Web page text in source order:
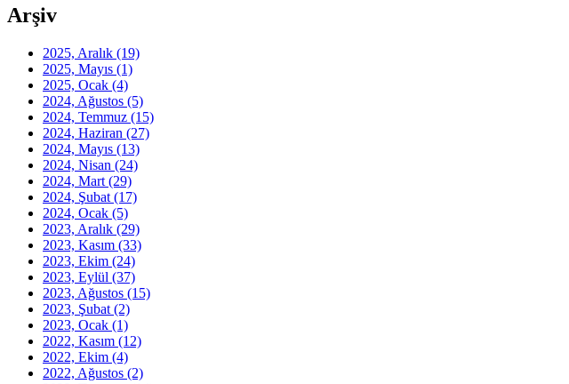
Arşiv
2025, Aralık (19)
2025, Mayıs (1)
2025, Ocak (4)
2024, Ağustos (5)
2024, Temmuz (15)
2024, Haziran (27)
2024, Mayıs (13)
2024, Nisan (24)
2024, Mart (29)
2024, Şubat (17)
2024, Ocak (5)
2023, Aralık (29)
2023, Kasım (33)
2023, Ekim (24)
2023, Eylül (37)
2023, Ağustos (15)
2023, Şubat (2)
2023, Ocak (1)
2022, Kasım (12)
2022, Ekim (4)
2022, Ağustos (2)